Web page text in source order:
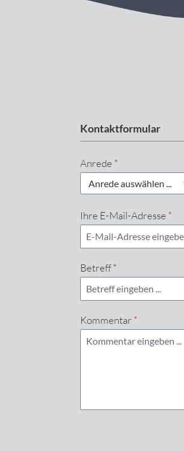
Kontaktformular
Anrede *
Ihre E-Mail-Adresse *
Betreff*
Kommentar *